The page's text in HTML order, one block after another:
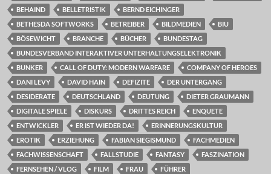
BEHAIND
BELLETRISTIK
BERND EICHINGER
BETHESDA SOFTWORKS
BETREIBER BILDMEDIEN
BIU
BÖSEWICHT
BRANCHE BÜCHER
BUNDESTAG
BUNDESVERBAND INTERAKTIVER UNTERHALTUNGSELEKTRONIK
BUNKER
CALL OF DUTY: MODERN WARFARE
COMPANY OF HEROES
DANI LEVY
DAVID HAIN DEFIZITE
DER UNTERGANG
DESIDERATE
DEUTSCHLAND DEUTUNG
DIETER GRAUMANN
DIGITALE SPIELE
DISKURS DRITTES REICH
ENQUETE
ENTWICKLER
ER IST WIEDER DA!
ERINNERUNGSKULTUR
EROTIK
ERZIEHUNG FABIAN SIEGISMUND
FACHMEDIEN
FACHWISSENSCHAFT
FALLSTUDIE FANTASY
FASZINATION
FERNSEHEN / VLOG
FILM FRAU
FÜHRER